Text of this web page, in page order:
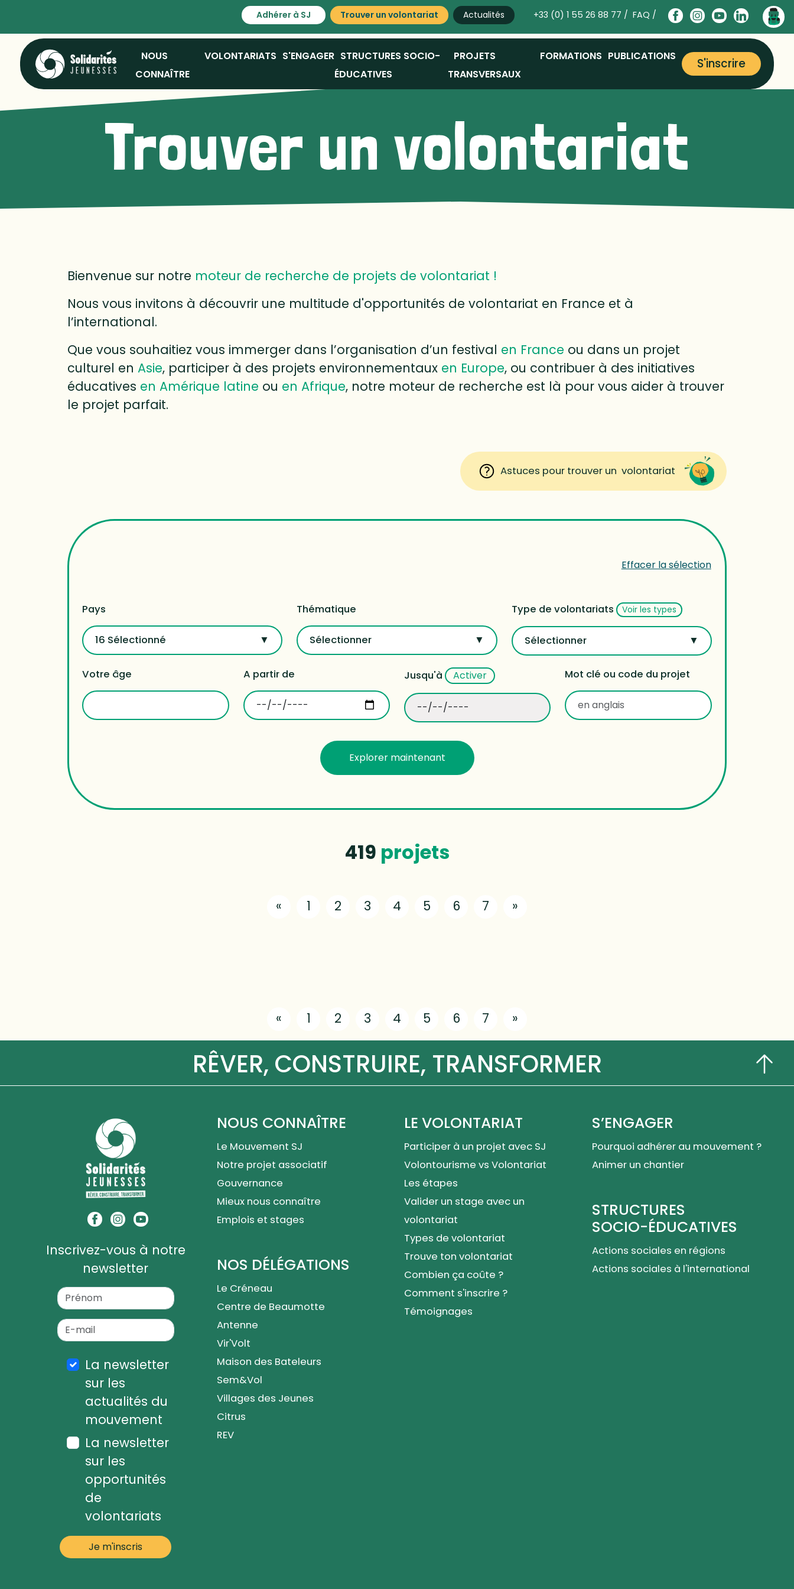
Adhérer à SJ Trouver un volontariat Actualités +33 (0) 1 55 26 88 77 / FAQ /
NOUS
CONNAÎTRE
VOLONTARIATS S'ENGAGER STRUCTURES SOCIO-
ÉDUCATIVES
PROJETS
TRANSVERSAUX
FORMATIONS PUBLICATIONS S'inscrire
Trouver un volontariat
Bienvenue sur notre moteur de recherche de projets de volontariat !
Nous vous invitons à découvrir une multitude d'opportunités de volontariat en France et à
l’international.
Que vous souhaitiez vous immerger dans l’organisation d’un festival en France ou dans un projet
culturel en Asie, participer à des projets environnementaux en Europe, ou contribuer à des initiatives
éducatives en Amérique latine ou en Afrique, notre moteur de recherche est là pour vous aider à trouver
le projet parfait.
Astuces pour trouver un volontariat
Effacer la sélection
Pays
16 Sélectionné
Thématique
Sélectionner
Type de volontariats Voir les types
Sélectionner
Votre âge A partir de Jusqu'à Activer Mot clé ou code du projet
Explorer maintenant
419 projets
« 1 2 3 4 5 6 7 »
« 1 2 3 4 5 6 7 »
RÊVER, CONSTRUIRE, TRANSFORMER
Inscrivez-vous à notre
newsletter
La newsletter
sur les
actualités du
mouvement
La newsletter
sur les
opportunités
de
volontariats
NOUS CONNAÎTRE
Le Mouvement SJ
Notre projet associatif
Gouvernance
Mieux nous connaître
Emplois et stages
NOS DÉLÉGATIONS
Le Créneau
Centre de Beaumotte
Antenne
Vir'Volt
Maison des Bateleurs
Sem&Vol
Villages des Jeunes
Citrus
REV
LE VOLONTARIAT
Participer à un projet avec SJ
Volontourisme vs Volontariat
Les étapes
Valider un stage avec un
volontariat
Types de volontariat
Trouve ton volontariat
Combien ça coûte ?
Comment s'inscrire ?
Témoignages
S’ENGAGER
Pourquoi adhérer au mouvement ?
Animer un chantier
STRUCTURES
SOCIO-ÉDUCATIVES
Actions sociales en régions
Actions sociales à l'international